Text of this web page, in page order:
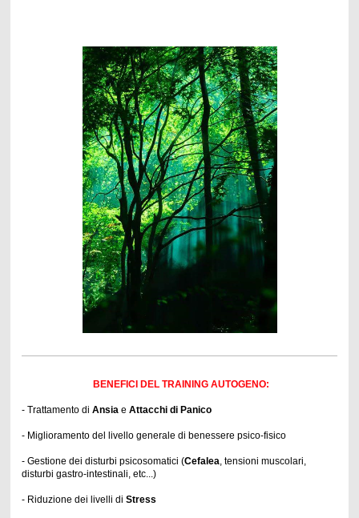
BENEFICI DEL TRAINING AUTOGENO:
- Trattamento di Ansia e Attacchi di Panico
- Miglioramento del livello generale di benessere psico-fisico
- Gestione dei disturbi psicosomatici (Cefalea , tensioni muscolari,
disturbi gastro-intestinali, etc...)
-Riduzione dei livelli di Stress